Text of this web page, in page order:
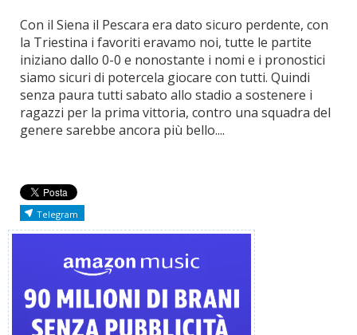
Con il Siena il Pescara era dato sicuro perdente, con
la Triestina i favoriti eravamo noi, tutte le partite
iniziano dallo 0-0 e nonostante i nomi e i pronostici
siamo sicuri di potercela giocare con tutti. Quindi
senza paura tutti sabato allo stadio a sostenere i
ragazzi per la prima vittoria, contro una squadra del
genere sarebbe ancora più bello....
Telegram